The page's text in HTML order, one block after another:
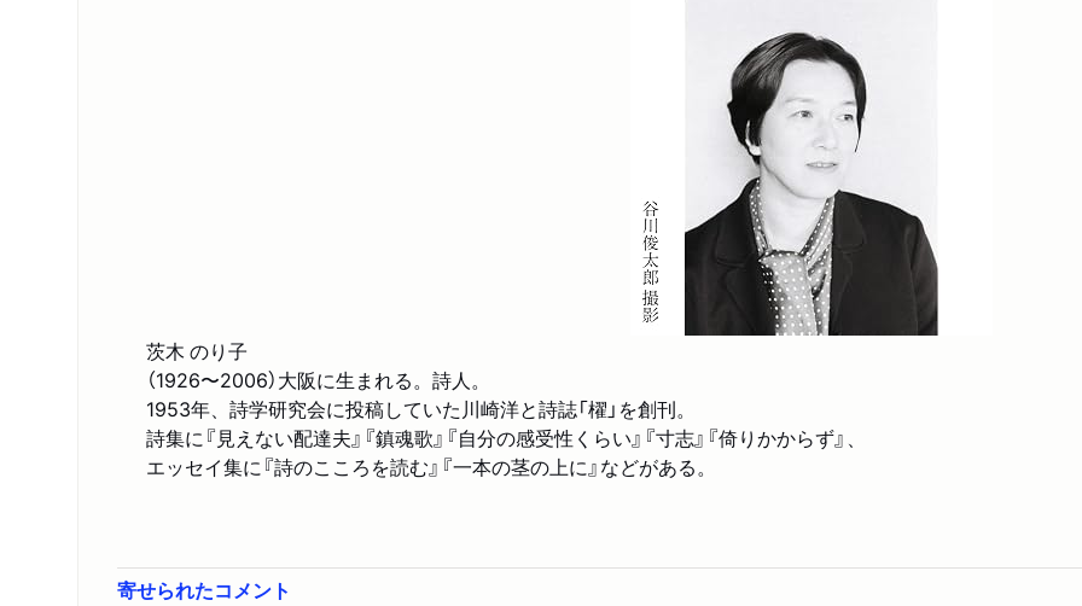
茨木 のり子
（1926〜2006）大阪に生まれる。詩人。
1953年、詩学研究会に投稿していた川崎洋と詩誌「櫂」を創刊。
詩集に『見えない配達夫』『鎮魂歌』『自分の感受性くらい』『寸志』『倚りかからず』、
エッセイ集に『詩のこころを読む』『一本の茎の上に』などがある。
寄せられたコメント